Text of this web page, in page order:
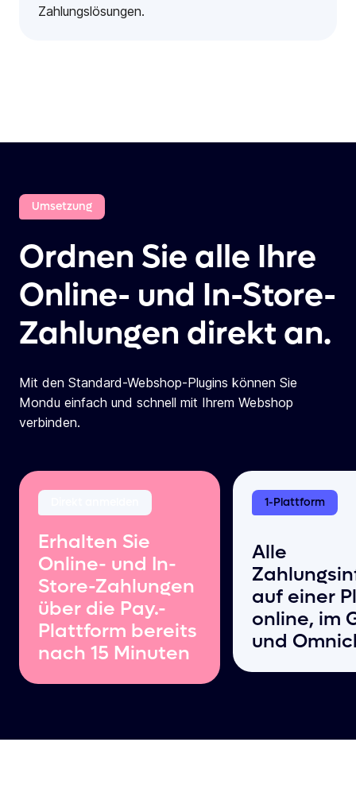
Zahlungslösungen.
Umsetzung
Ordnen Sie alle Ihre
Online- und In-Store-
Zahlungen direkt an.
Mit den Standard-Webshop-Plugins können Sie
Mondu einfach und schnell mit Ihrem Webshop
verbinden.
Erhalten Sie
Online- und In-
Store-Zahlungen
über die Pay.-
Plattform bereits
nach 15 Minuten
1-Plattform
Alle
auf einer
online, im
und